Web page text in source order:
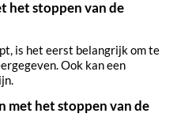
is het eerst belangrijk om te
Ook kan een